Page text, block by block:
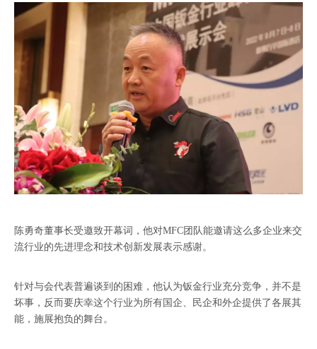
陈勇奇董事长受邀致开幕词，他对MFC团队能邀请这么多企业来交
流行业的先进理念和技术创新发展表示感谢。
针对与会代表普遍谈到的困难，他认为钣金行业充分竞争，并不是
坏事，反而要庆幸这个行业为所有国企、民企和外企提供了各展其
能，施展抱负的舞台。